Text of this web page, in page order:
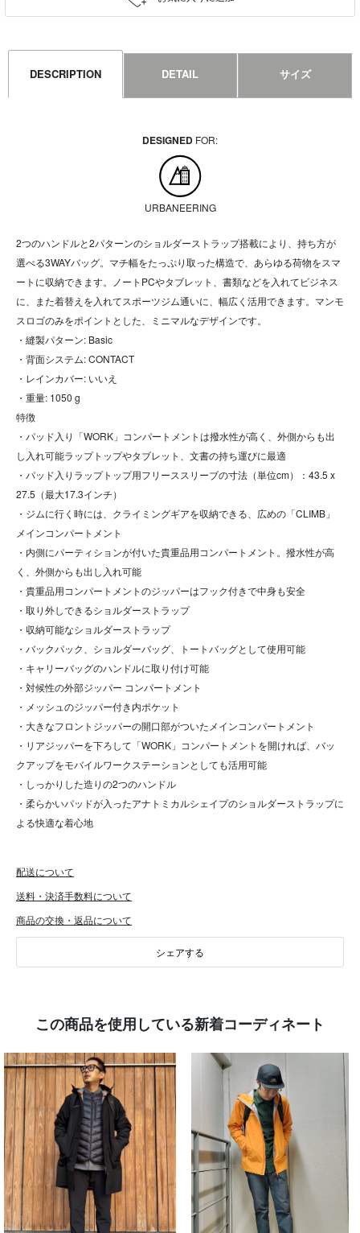
DESCRIPTION DETAIL サイズ
DESIGNED FOR:
URBANEERING
2つのハンドルと2パターンのショルダーストラップ搭載により、持ち方が
選べる3WAYバッグ。マチ幅をたっぷり取った構造で、あらゆる荷物をスマ
ートに収納できます。ノートPCやタブレット、書類などを入れてビジネス
に、また着替えを入れてスポーツジム通いに、幅広く活用できます。マンモ
スロゴのみをポイントとした、ミニマルなデザインです。
・縫製パターン: Basic
・背面システム: CONTACT
・レインカバー: いいえ
・重量: 1050 g
特徴
・パッド入り「WORK」コンパートメントは撥水性が高く、外側からも出
し入れ可能ラップトップやタブレット、文書の持ち運びに最適
・パッド入りラップトップ用フリーススリーブの寸法（単位cm）：43.5 x
27.5（最大17.3インチ）
・ジムに行く時には、クライミングギアを収納できる、広めの「CLIMB」
メインコンパートメント
・内側にパーティションが付いた貴重品用コンパートメント。撥水性が高
く、外側からも出し入れ可能
・貴重品用コンパートメントのジッパーはフック付きで中身も安全
・取り外しできるショルダーストラップ
・収納可能なショルダーストラップ
・バックパック、ショルダーバッグ、トートバッグとして使用可能
・キャリーバッグのハンドルに取り付け可能
・対候性の外部ジッパー コンパートメント
・メッシュのジッパー付き内ポケット
・大きなフロントジッパーの開口部がついたメインコンパートメント
・リアジッパーを下ろして「WORK」コンパートメントを開ければ、バッ
クアップをモバイルワークステーションとしても活用可能
・しっかりした造りの2つのハンドル
・柔らかいパッドが入ったアナトミカルシェイプのショルダーストラップに
よる快適な着心地
配送について
送料・決済手数料について
商品の交換・返品について
シェアする
この商品を使用している新着コーディネート